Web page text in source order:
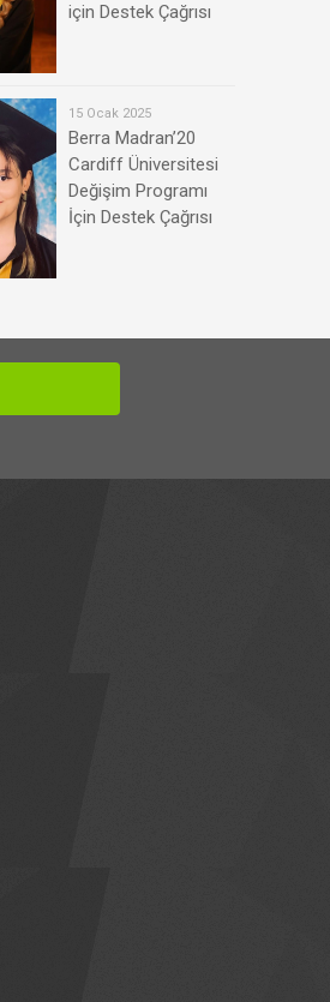
için Destek Çağrısı
15 Ocak 2025
Berra Madran’20
Cardiff Üniversitesi
Değişim Programı
İçin Destek Çağrısı